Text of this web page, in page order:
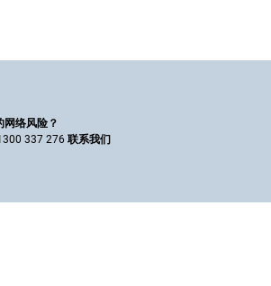
网络风险？
337 276 联系我们